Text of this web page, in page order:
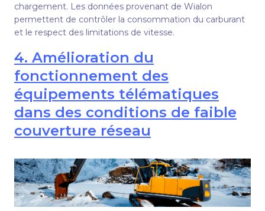
chargement. Les données provenant de Wialon
permettent de contrôler la consommation du carburant
et le respect des limitations de vitesse.
4. Amélioration du
fonctionnement des
équipements télématiques
dans des conditions de faible
couverture réseau